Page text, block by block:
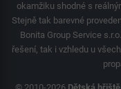
okamžiku shodné s
Stejně tak barevné
Bonita Group Service
řešení, tak i vzhledu u